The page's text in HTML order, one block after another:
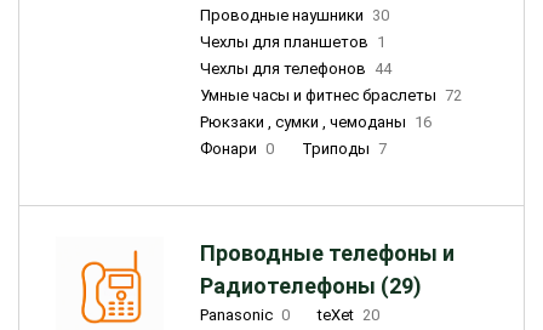
Проводные наушники 30
Чехлы для планшетов 1
Чехлы для телефонов 44
Умные часы и фитнес браслеты 72
Рюкзаки , сумки , чемоданы 16
Фонари 0 Триподы 7
Проводные телефоны и
Радиотелефоны (29)
Panasonic 0 teXet 20